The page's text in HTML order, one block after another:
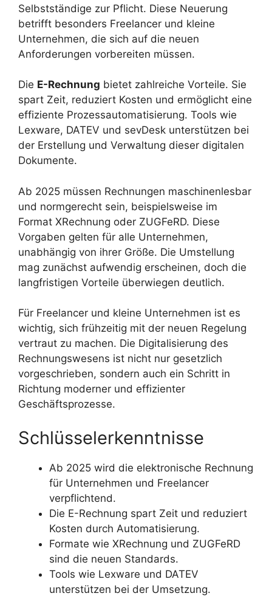
Selbstständige zur Pflicht. Diese Neuerung
betrifft besonders Freelancer und kleine
Unternehmen, die sich auf die neuen
Anforderungen vorbereiten müssen.
Die E-Rechnung bietet zahlreiche Vorteile. Sie
spart Zeit, reduziert Kosten und ermöglicht eine
effiziente Prozessautomatisierung. Tools wie
Lexware, DATEV und sevDesk unterstützen bei
der Erstellung und Verwaltung dieser digitalen
Dokumente.
Ab 2025 müssen Rechnungen maschinenlesbar
und normgerecht sein, beispielsweise im
Format XRechnung oder ZUGFeRD. Diese
Vorgaben gelten für alle Unternehmen,
unabhängig von ihrer Größe. Die Umstellung
mag zunächst aufwendig erscheinen, doch die
langfristigen Vorteile überwiegen deutlich.
Für Freelancer und kleine Unternehmen ist es
wichtig, sich frühzeitig mit der neuen Regelung
vertraut zu machen. Die Digitalisierung des
Rechnungswesens ist nicht nur gesetzlich
vorgeschrieben, sondern auch ein Schritt in
Richtung moderner und effizienter
Geschäftsprozesse.
Schlüsselerkenntnisse
Ab 2025 wird die elektronische Rechnung
für Unternehmen und Freelancer
verpflichtend.
Die E-Rechnung spart Zeit und reduziert
Kosten durch Automatisierung.
Formate wie XRechnung und ZUGFeRD
sind die neuen Standards.
Tools wie Lexware und DATEV
unterstützen bei der Umsetzung.